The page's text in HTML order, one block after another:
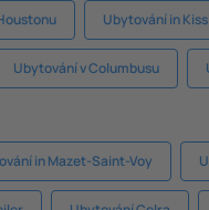
Ubytování in
Ubytování v Columbusu
in Mazet-Saint-Voy